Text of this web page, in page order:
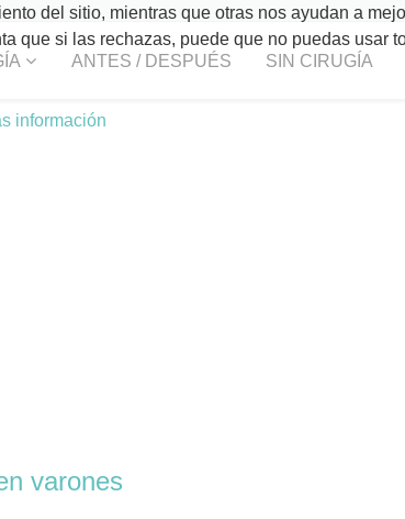
ANTES / DESPUÉS SIN CIRUGÍA
varones
del sitio, mientras que otras nos ayudan a
que si las rechazas, puede que no puedas usar
información